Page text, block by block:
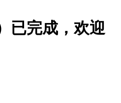
已完成，欢迎